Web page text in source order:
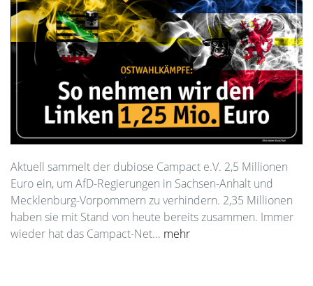
Aktuell sammelt der dubiose Campact e.V. 2,5 Millionen
Euro ein, um AfD-Regierungen in Sachsen-Anhalt und
Mecklenburg-Vorpommern zu verhindern. 2,35 Millionen
haben sie mit Stand von heute bereits zusammen. Immer
wieder hat das Campact-Net... mehr